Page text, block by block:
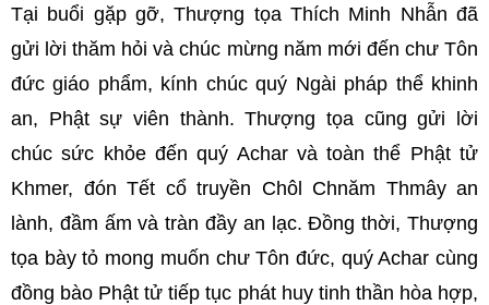
Tại buổi gặp gỡ, Thượng tọa Thích Minh Nhẫn đã
gửi lời thăm hỏi và chúc mừng năm mới đến chư Tôn
đức giáo phẩm, kính chúc quý Ngài pháp thể khinh
an, Phật sự viên thành. Thượng tọa cũng gửi lời
chúc sức khỏe đến quý Achar và toàn thể Phật tử
Khmer, đón Tết cổ truyền Chôl Chnăm Thmây an
lành, đầm ấm và tràn đầy an lạc. Đồng thời, Thượng
tọa bày tỏ mong muốn chư Tôn đức, quý Achar cùng
đồng bào Phật tử tiếp tục phát huy tinh thần hòa hợp,